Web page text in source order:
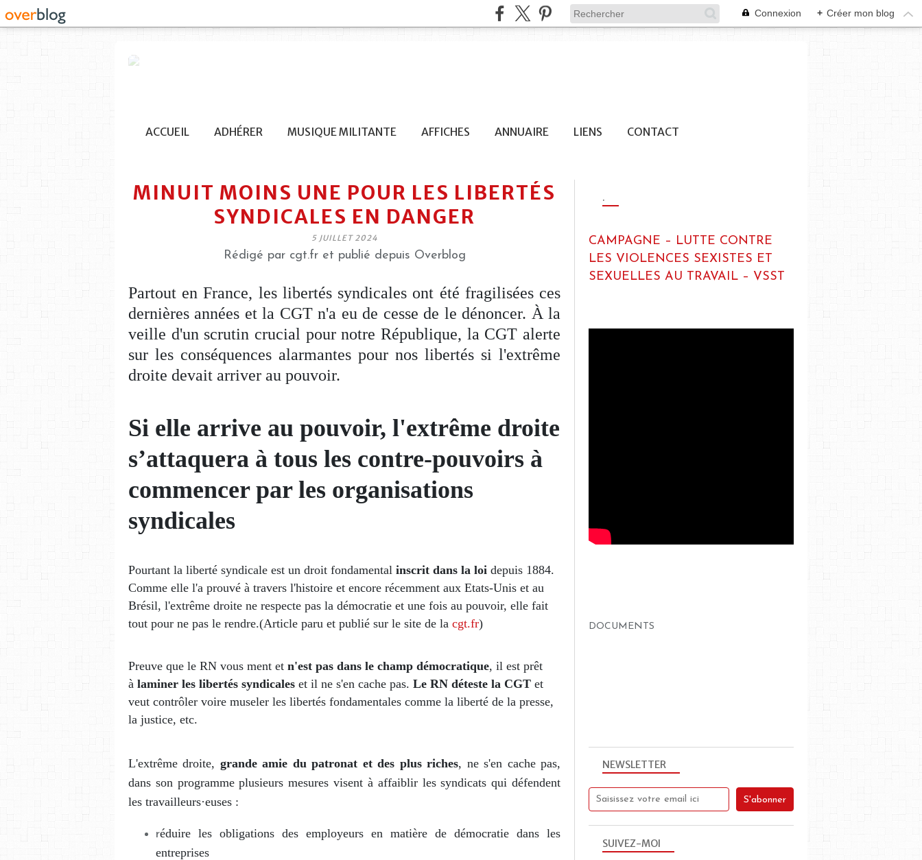
Connexion + Créer mon blog
ACCUEIL ADHÉRER MUSIQUE MILITANTE AFFICHES ANNUAIRE LIENS CONTACT
MINUIT MOINS UNE POUR LES LIBERTÉS
SYNDICALES EN DANGER
5 JUILLET 2024
Rédigé par cgt.fr et publié depuis Overblog
Partout en France, les libertés syndicales ont été fragilisées ces
dernières années et la CGT n'a eu de cesse de le dénoncer. À la
veille d'un scrutin crucial pour notre République, la CGT alerte
sur les conséquences alarmantes pour nos libertés si l'extrême
droite devait arriver au pouvoir.
Si elle arrive au pouvoir, l'extrême droite
s’attaquera à tous les contre-pouvoirs à
commencer par les organisations
syndicales
Pourtant la liberté syndicale est un droit fondamental inscrit dans la loi depuis 1884.
Comme elle l'a prouvé à travers l'histoire et encore récemment aux Etats-Unis et au
Brésil, l'extrême droite ne respecte pas la démocratie et une fois au pouvoir, elle fait
tout pour ne pas le rendre.(Article paru et publié sur le site de la cgt.fr)
Preuve que le RN vous ment et n'est pas dans le champ démocratique, il est prêt
à laminer les libertés syndicales et il ne s'en cache pas. Le RN déteste la CGT et
veut contrôler voire museler les libertés fondamentales comme la liberté de la presse,
la justice, etc.
L'extrême droite, grande amie du patronat et des plus riches, ne s'en cache pas,
dans son programme plusieurs mesures visent à affaiblir les syndicats qui défendent
les travailleurs·euses :
réduire les obligations des employeurs en matière de démocratie dans les
entreprises
NEWSLETTER
SUIVEZ-MOI
.
CAMPAGNE – LUTTE CONTRE
LES VIOLENCES SEXISTES ET
SEXUELLES AU TRAVAIL – VSST
DOCUMENTS